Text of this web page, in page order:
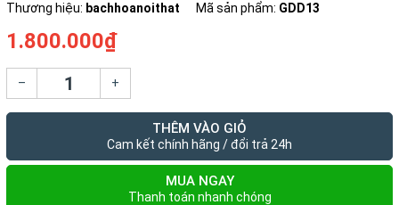
Thương hiệu: bachhoanoithat Mã sản phẩm: GDD13
1.800.000₫
– +
THÊM VÀO GIỎ
Cam kết chính hãng / đổi trả 24h
MUA NGAY
Thanh toán nhanh chóng